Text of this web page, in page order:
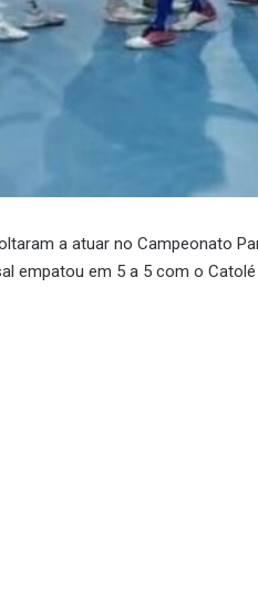
a atuar no Campeonato
empatou em 5 a 5 com o